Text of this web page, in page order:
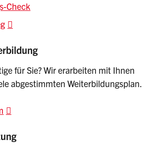
Check
für Sie? Wir erarbeiten mit Ihnen
abgestimmten Weiterbildungsplan.